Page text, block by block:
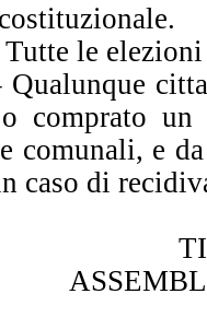
le
comprato un
comunali, e
caso di